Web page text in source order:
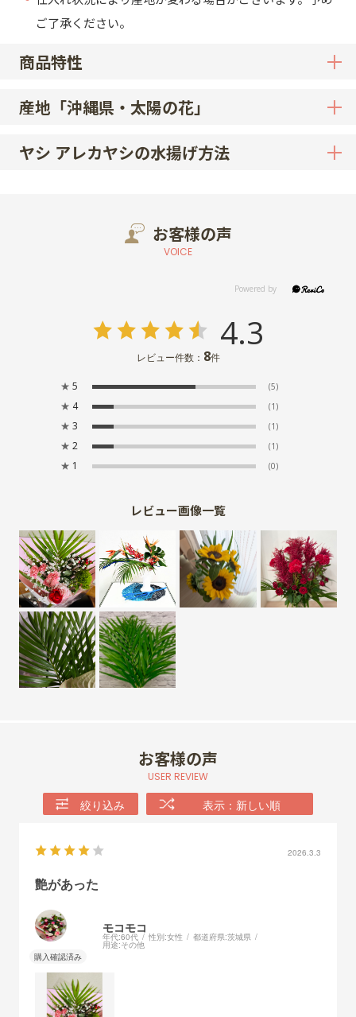
商品特性
産地「沖縄県・太陽の花」
ヤシ アレカヤシの水揚げ方法
ご了承ください。
お客様の声
VOICE
4.3
レビュー件数： 8件
★ 5 (5)
★ 4 (1)
★ 3 (1)
★ 2 (1)
★ 1 (0)
レビュー画像一覧
お客様の声
USER REVIEW
絞り込み 表示：新しい順
2026.3.3
艶があった
モコモコ
年代:60代 性別:女性 都道府県:茨城県
用途:その他